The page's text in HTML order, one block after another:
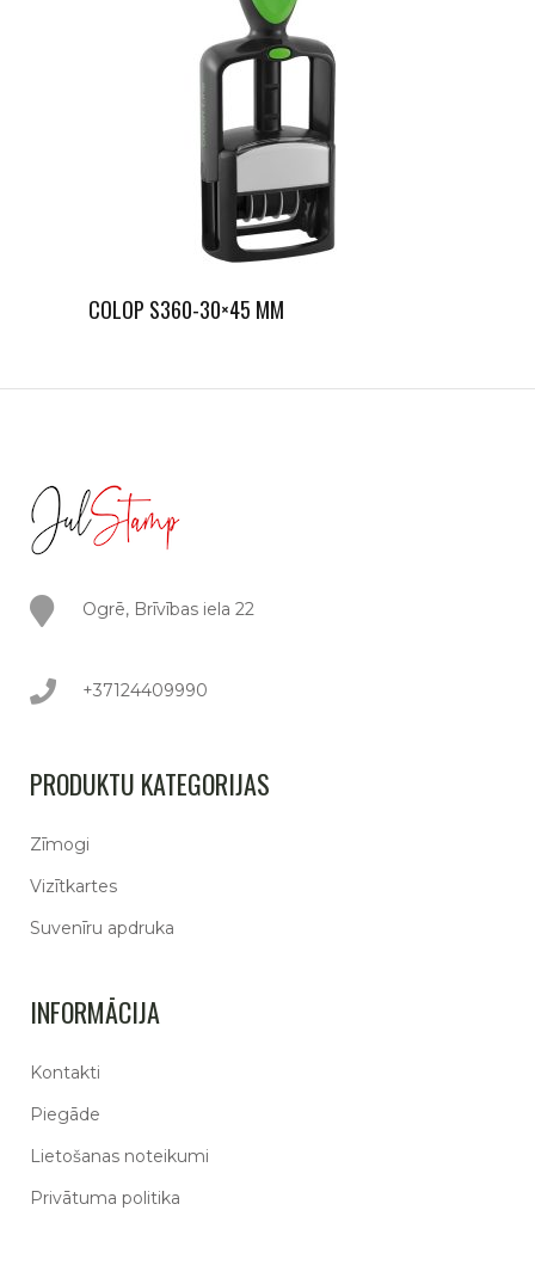
COLOP S360-30×45 MM
Ogrē, Brīvības iela 22
+37124409990
PRODUKTU KATEGORIJAS
Zīmogi
Vizītkartes
Suvenīru apdruka
INFORMĀCIJA
Kontakti
Piegāde
Lietošanas noteikumi
Privātuma politika